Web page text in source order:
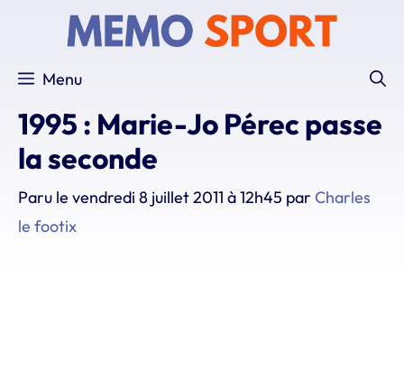
Menu
1995 : Marie-Jo Pérec passe
la seconde
Paru le vendredi 8 juillet 2011 à 12h45 par Charles
le footix